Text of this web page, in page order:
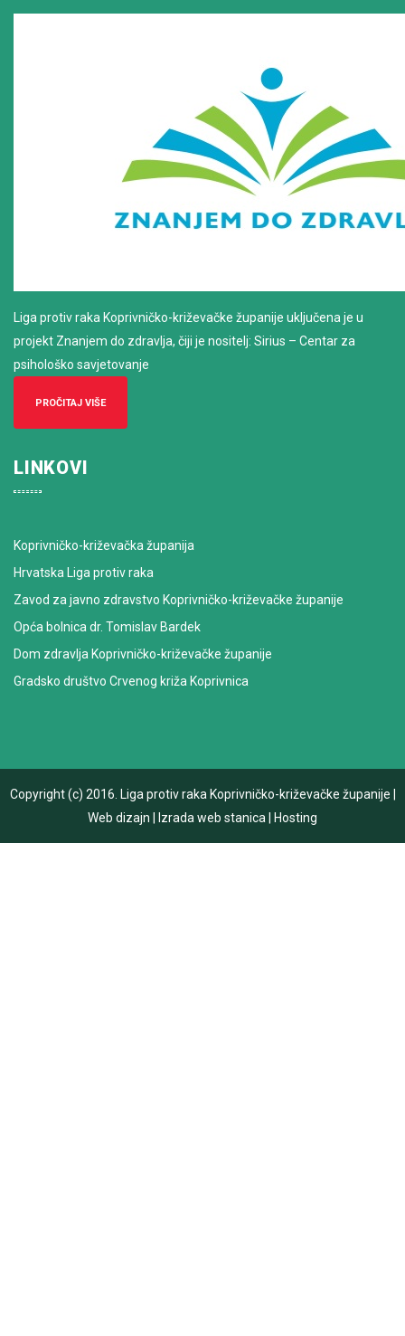
Liga protiv raka Koprivničko-križevačke županije uključena je u
projekt Znanjem do zdravlja, čiji je nositelj: Sirius – Centar za
psihološko savjetovanje
PROČITAJ VIŠE
LINKOVI
Koprivničko-križevačka županija
Hrvatska Liga protiv raka
Zavod za javno zdravstvo Koprivničko-križevačke županije
Opća bolnica dr. Tomislav Bardek
Dom zdravlja Koprivničko-križevačke županije
Gradsko društvo Crvenog križa Koprivnica
Copyright (c) 2016. Liga protiv raka Koprivničko-križevačke županije
Web dizajn
Izrada web stanica Hosting